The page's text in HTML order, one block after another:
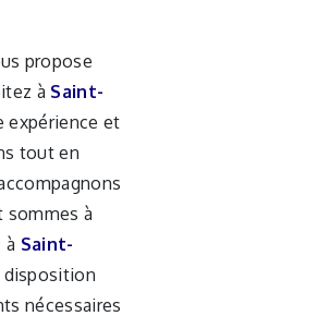
propose
à Saint-
expérience et
tout en
sommes à
à Saint-
disposition
nécessaires